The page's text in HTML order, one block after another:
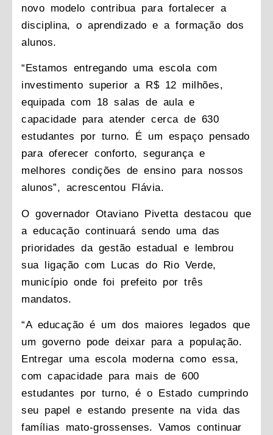
novo modelo contribua para fortalecer a
disciplina, o aprendizado e a formação dos
alunos.
“Estamos entregando uma escola com
investimento superior a R$ 12 milhões,
equipada com 18 salas de aula e
capacidade para atender cerca de 630
estudantes por turno. É um espaço pensado
para oferecer conforto, segurança e
melhores condições de ensino para nossos
alunos”, acrescentou Flávia.
O governador Otaviano Pivetta destacou que
a educação continuará sendo uma das
prioridades da gestão estadual e lembrou
sua ligação com Lucas do Rio Verde,
município onde foi prefeito por três
mandatos.
“A educação é um dos maiores legados que
um governo pode deixar para a população.
Entregar uma escola moderna como essa,
com capacidade para mais de 600
estudantes por turno, é o Estado cumprindo
seu papel e estando presente na vida das
famílias mato-grossenses. Vamos continuar